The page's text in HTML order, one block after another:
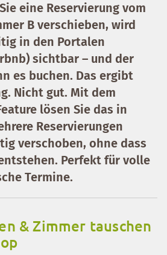
eine Reservierung vom
B verschieben, wird
in den Portalen
sichtbar – und der
es buchen. Das ergibt
. Nicht gut. Mit dem
lösen Sie das in
Reservierungen
verschoben, ohne dass
Perfekt für volle
Termine.
& Zimmer tauschen